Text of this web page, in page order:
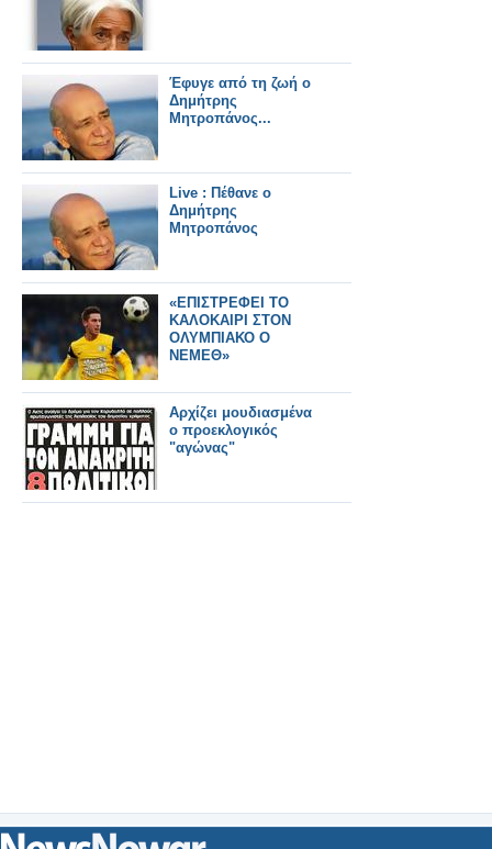
Έφυγε από τη ζωή ο
Δημήτρης
Μητροπάνος...
Live : Πέθανε ο
Δημήτρης
Μητροπάνος
«ΕΠΙΣΤΡΕΦΕΙ ΤΟ
ΚΑΛΟΚΑΙΡΙ ΣΤΟΝ
ΟΛΥΜΠΙΑΚΟ Ο
ΝΕΜΕΘ»
Αρχίζει μουδιασμένα
ο προεκλογικός
"αγώνας"